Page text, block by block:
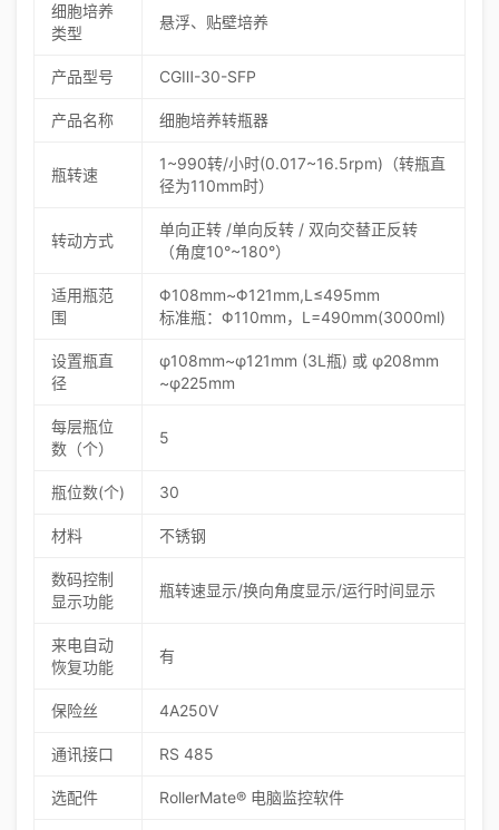
细胞培养
类型
悬浮、贴壁培养
产品型号 CGⅢ-30-SFP
产品名称 细胞培养转瓶器
瓶转速
1~990转/小时(0.017~16.5rpm)（转瓶直
径为110mm时）
转动方式
单向正转 /单向反转 / 双向交替正反转
（角度10°~180°）
适用瓶范
围
Φ108mm~Φ121mm,L≤495mm
标准瓶：Φ110mm，L=490mm(3000ml)
设置瓶直
径
φ108mm~φ121mm (3L瓶) 或 φ208mm
~φ225mm
每层瓶位
数（个）
5
瓶位数(个) 30
材料 不锈钢
数码控制
显示功能
瓶转速显示/换向角度显示/运行时间显示
来电自动
恢复功能
有
保险丝 4A250V
通讯接口 RS 485
选配件 RollerMate® 电脑监控软件